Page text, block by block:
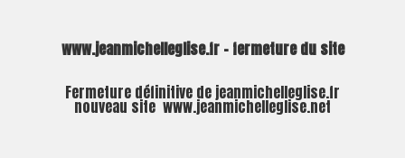
www.jeanmichelleglise.fr – fermeture du site
Fermeture définitive de jeanmichelleglise.fr
nouveau site www.jeanmichelleglise.net